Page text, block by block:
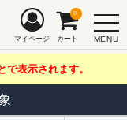
MENU
マイページ カート
0
で表示されます。